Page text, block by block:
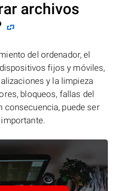
archivos
del ordenador, el
fijos y móviles,
y la limpieza
bloqueos, fallas del
consecuencia, puede ser
importante.